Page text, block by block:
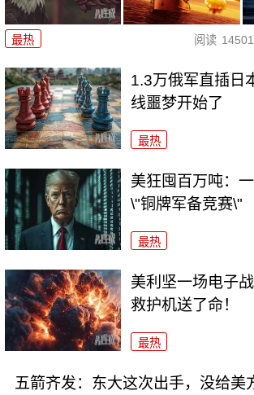
最热 阅读 14501
1.3万俄军直插日
线噩梦开始了
最热
美狂囤百万吨：
\"铜牌军备竞赛\"
最热
美利坚一场电子
救护机送了命！
最热
五箭齐发：东大这次出手，没给美